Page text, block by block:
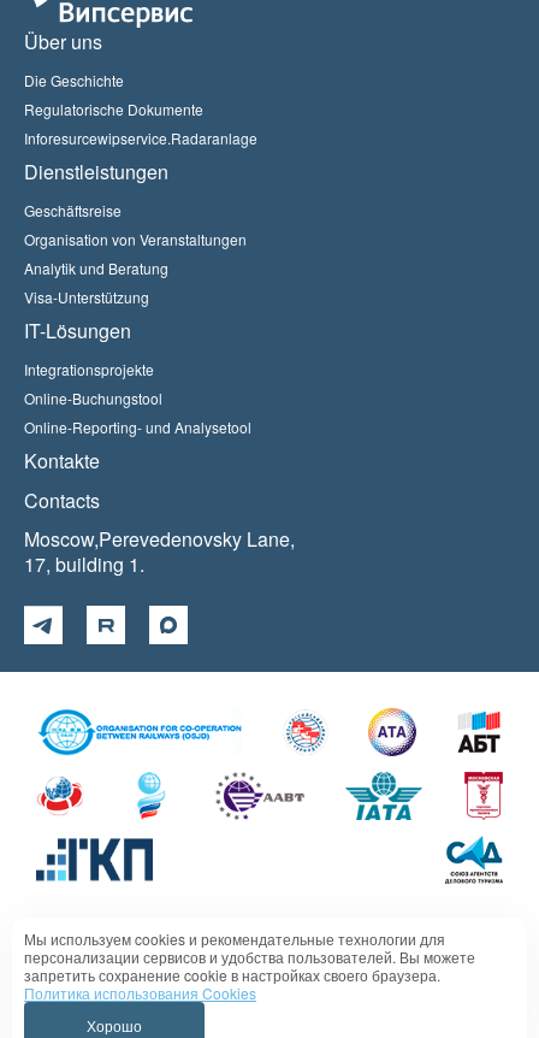
Über uns
Die Geschichte
Regulatorische Dokumente
Inforesurcewipservice.Radaranlage
Dienstleistungen
Geschäftsreise
Organisation von Veranstaltungen
Analytik und Beratung
Visa-Unterstützung
IT-Lösungen
Integrationsprojekte
Online-Buchungstool
Online-Reporting- und Analysetool
Kontakte
Contacts
Moscow,Perevedenovsky Lane,
17, building 1.
Политика в отношении обработки персональных данных
Мы используем cookies и рекомендательные технологии для
персонализации сервисов и удобства пользователей. Вы можете
запретить сохранение cookie в настройках своего браузера.
Политика использования Cookies
Хорошо